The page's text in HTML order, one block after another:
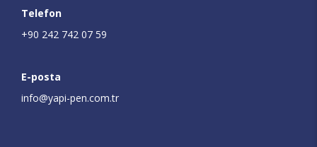
Telefon
+90 242 742 07 59
E-posta
info@yapi-pen.com.tr